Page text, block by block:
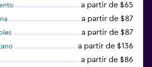
a partir de $65
a partir de $87
a partir de $87
a partir de $136
a partir de $86